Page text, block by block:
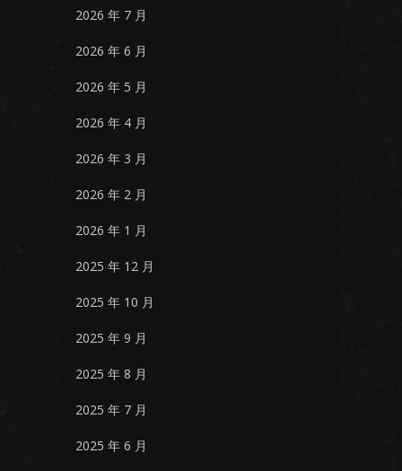
2026 年 7 月
2026 年 6 月
2026 年 5 月
2026 年 4 月
2026 年 3 月
2026 年 2 月
2026 年 1 月
2025 年 12 月
2025 年 10 月
2025 年 9 月
2025 年 8 月
2025 年 7 月
2025 年 6 月